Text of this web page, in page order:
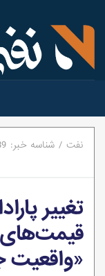
نفت / شناسه خبر:
تغییر
قیمت‌های
«واقعیت